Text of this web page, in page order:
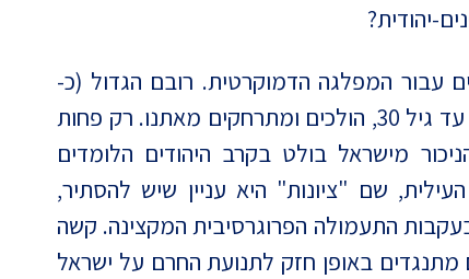
יהודית?
עבור המפלגה הדמוקרטית. רובם הגדול (כ-
70%) תומכים בישראל, אבל הצעירים היהודים עד גיל 30, הולכים ומתרחקים מאתנו. רק פחות
הניכור מישראל בולט בקרב היהודים הלומדים
שם "ציונות" היא עניין שיש להסתיר,
התעמולה הפרוגרסיבית המקצינה. קשה
היהודים מתנגדים באופן חזק לתנועת החרם על ישראל